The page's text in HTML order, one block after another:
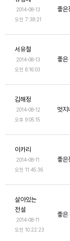
2014-08-13
오전 7:38:21
좋은
서유철
2014-08-13
오전 6:16:03
좋은
김해정
2014-08-12
오후 9:05:15
멋지
이카리
2014-08-11
오전 11:45:36
좋은
살아있는
전설
2014-08-11
오전 10:22:23
좋은